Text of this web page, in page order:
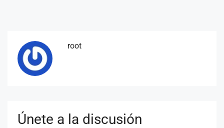
root
Únete a la discusión